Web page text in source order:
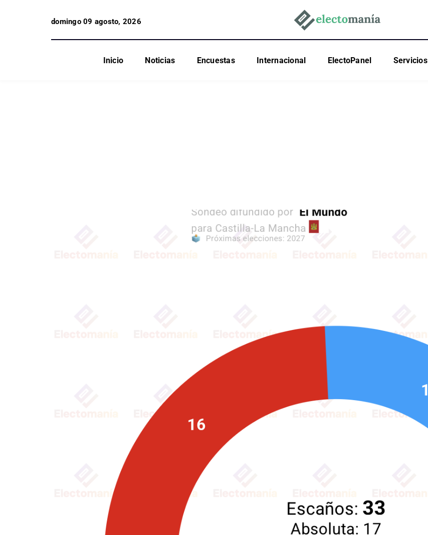
domingo 09 agosto, 2026
Inicio Noticias Encuestas Internacional ElectoPanel Servicios